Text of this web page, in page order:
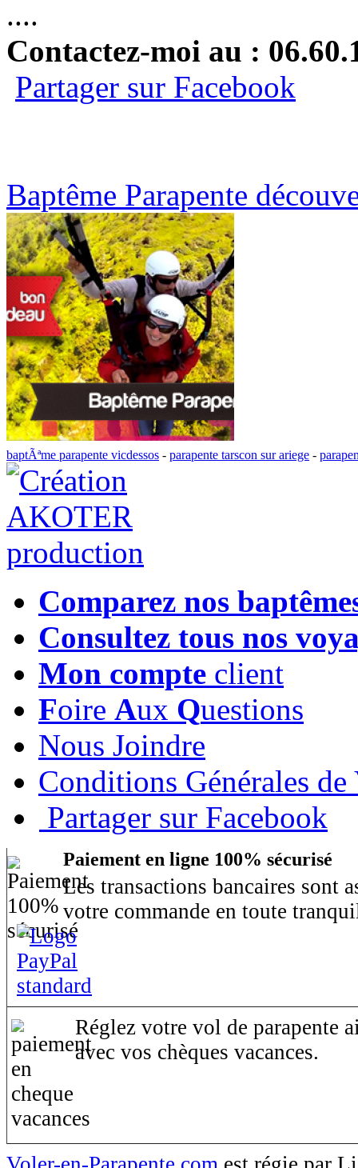
....
Contactez-moi au :
Partager sur Facebook
Baptême Parapente
baptÃªme parapente vicdessos - parapente tarscon sur ariege -
Comparez nos
Consultez tous nos
Mon compte client
Foire Aux Questions
Nous Joindre
Conditions Générales de
Partager sur Facebook
Paiement en ligne 100% sécurisé
Les transactions bancaires sont
votre commande en toute
Réglez votre vol de parapente
avec vos chèques vacances.